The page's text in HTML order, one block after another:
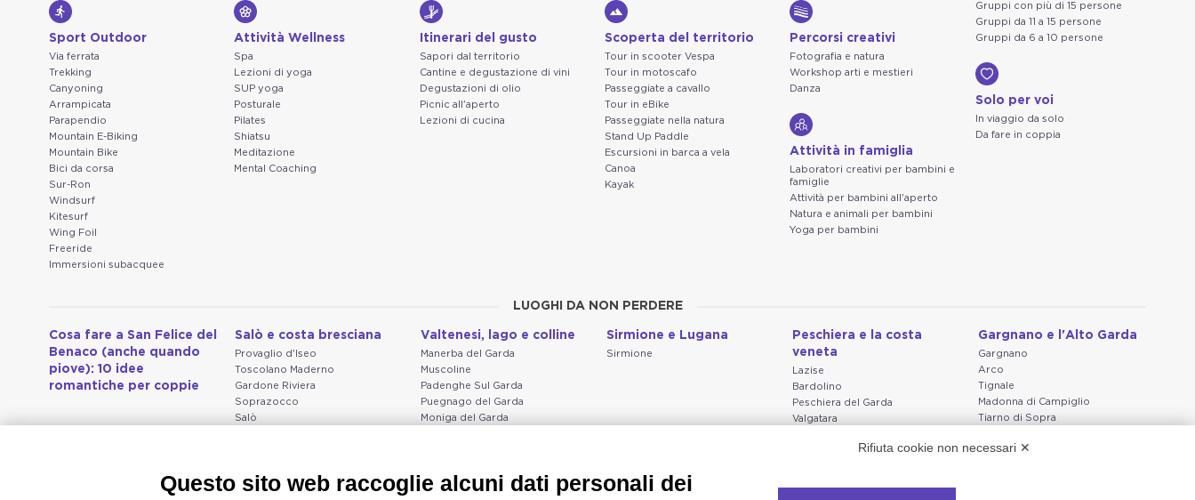
Sport Outdoor
Via ferrata
Trekking
Canyoning
Arrampicata
Parapendio
Mountain E-Biking
Mountain Bike
Bici da corsa
Sur-Ron
Windsurf
Kitesurf
Wing Foil
Freeride
Immersioni subacquee
Attività Wellness
Spa
Lezioni di yoga
SUP yoga
Posturale
Pilates
Shiatsu
Meditazione
Mental Coaching
Itinerari del gusto
Sapori dal territorio
Cantine e degustazione di vini
Degustazioni di olio
Picnic all'aperto
Lezioni di cucina
Scoperta del territorio
Tour in scooter Vespa
Tour in motoscafo
Passeggiate a cavallo
Tour in eBike
Passeggiate nella natura
Stand Up Paddle
Escursioni in barca a vela
Canoa
Kayak
Percorsi creativi
Fotografia e natura
Workshop arti e mestieri
Danza
Attività in famiglia
Laboratori creativi per bambini e
famiglie
Attività per bambini all'aperto
Natura e animali per bambini
Yoga per bambini
Gruppi con più di 15 persone
Gruppi da 11 a 15 persone
Gruppi da 6 a 10 persone
Solo per voi
In viaggio da solo
Da fare in coppia
LUOGHI DA NON PERDERE
Cosa fare a San Felice del
Benaco (anche quando
piove): 10 idee
romantiche per coppie
Salò e costa bresciana
Provaglio d'Iseo
Toscolano Maderno
Gardone Riviera
Soprazocco
Salò
Bedizzole
Valtenesi, lago e colline
Manerba del Garda
Muscoline
Padenghe Sul Garda
Puegnago del Garda
Moniga del Garda
Sirmione e Lugana
Sirmione
Peschiera e la costa
veneta
Lazise
Bardolino
Peschiera del Garda
Valgatara
Valeggio sul Mincio
Gargnano e l'Alto Garda
Gargnano
Arco
Tignale
Madonna di Campiglio
Tiarno di Sopra
Nago-Torbole
Rifiuta cookie non necessari ✕
Questo sito web raccoglie alcuni dati personali dei